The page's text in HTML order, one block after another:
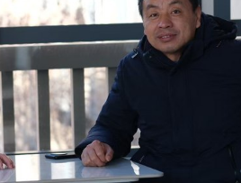
校友返校
毕业影像